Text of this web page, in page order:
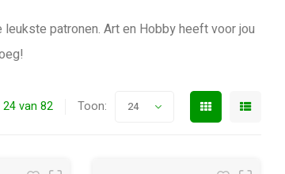
patronen. Art en Hobby heeft voor jou
van 82 Toon: 24